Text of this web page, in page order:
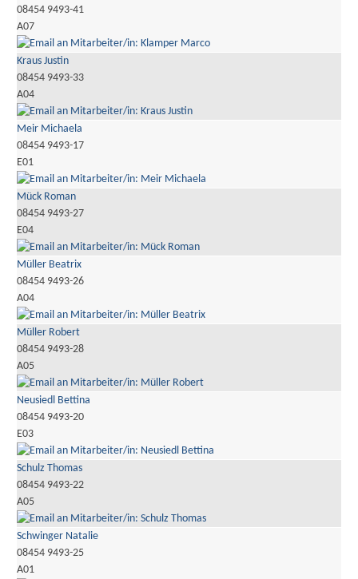
08454 9493-41
A07
Kraus Justin
08454 9493-33
A04
Meir Michaela
08454 9493-17
E01
Mück Roman
08454 9493-27
E04
Müller Beatrix
08454 9493-26
A04
Müller Robert
08454 9493-28
A05
Neusiedl Bettina
08454 9493-20
E03
Schulz Thomas
08454 9493-22
A05
Schwinger Natalie
08454 9493-25
A01